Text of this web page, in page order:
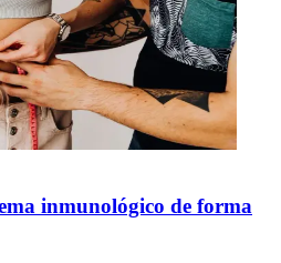
inmunológico de forma